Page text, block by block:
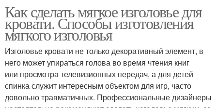
Как сделать мягкое изголовье для
кровати. Способы изготовления
мягкого изголовья
Изголовье кровати не только декоративный элемент, в
него может упираться голова во время чтения книг
или просмотра телевизионных передач, а для детей
спинка служит интересным объектом для игр, часто
довольно травматичных. Профессиональные дизайнеры